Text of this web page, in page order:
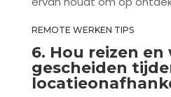
REMOTE WERKEN TIPS
6. Hou reizen en
gescheiden